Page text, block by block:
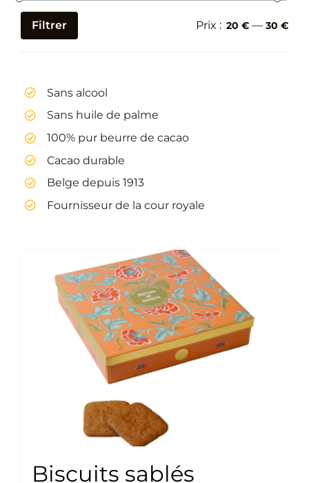
Biscuits sablés
Prix
Prix
Filtrer Prix : 20 € — 30 €
Sans alcool
Sans huile de palme
100% pur beurre de cacao
Cacao durable
Belge depuis 1913
Fournisseur de la cour royale